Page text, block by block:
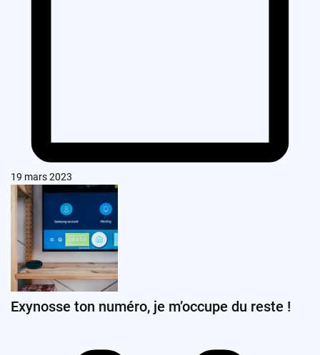
19 mars 2023
Exynosse ton numéro, je m’occupe du reste !